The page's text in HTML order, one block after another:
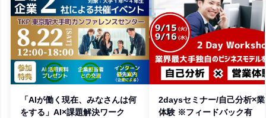
「AIが働く現在、みなさんは何
をする」AI×課題解決ワーク
2daysセミナー/自己分析×
体験 ※フィードバック有